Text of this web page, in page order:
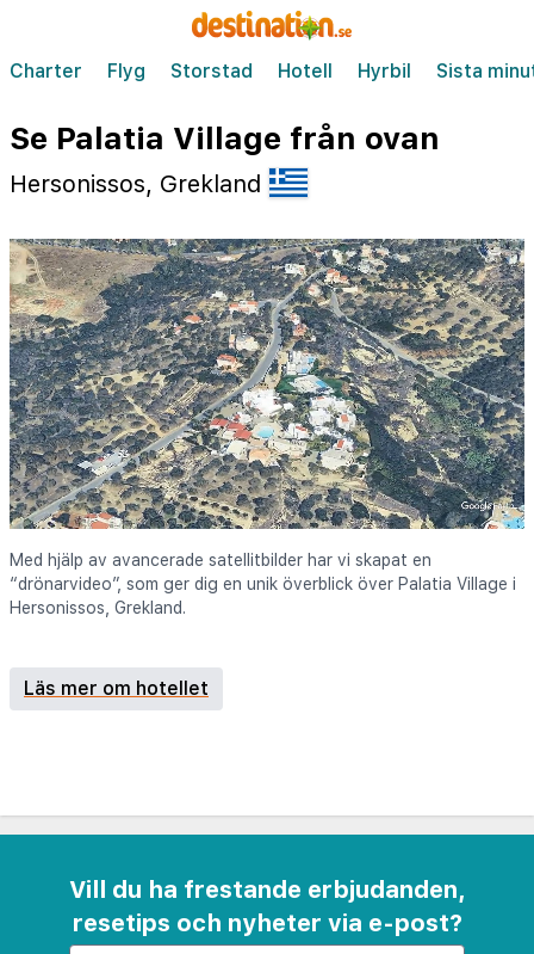
Charter Flyg Storstad Hotell Hyrbil Sista
Se Palatia Village från ovan
Hersonissos, Grekland
Med hjälp av avancerade satellitbilder har vi skapat en
“drönarvideo”, som ger dig en unik överblick över Palatia Village i
Hersonissos, Grekland.
Läs mer om hotellet
Vill du ha frestande erbjudanden,
resetips och nyheter via e-post?